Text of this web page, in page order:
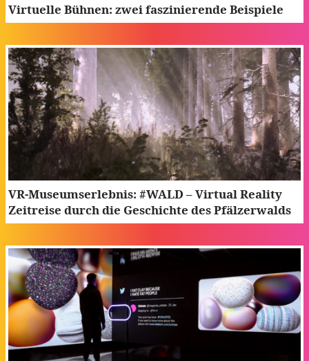
Virtuelle Bühnen: zwei faszinierende Beispiele
VR-Museumserlebnis: #WALD – Virtual Reality
Zeitreise durch die Geschichte des Pfälzerwalds